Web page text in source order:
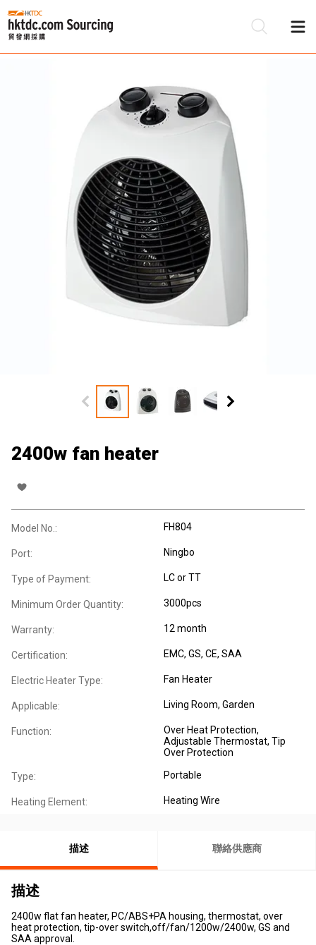
2400w fan heater
Model No.: FH804
Port: Ningbo
Type of Payment: LC or TT
Minimum Order Quantity: 3000pcs
Warranty: 12 month
Certification: EMC, GS, CE, SAA
Electric Heater Type: Fan Heater
Applicable: Living Room, Garden
Function: Over Heat Protection,
Adjustable Thermostat, Tip
Over Protection
Type: Portable
Heating Element: Heating Wire
描述 聯絡供應商
描述
2400w flat fan heater, PC/ABS+PA housing, thermostat, over
heat protection, tip-over switch,off/fan/1200w/2400w, GS and
SAA approval.